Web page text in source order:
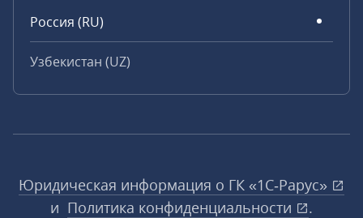
Россия (RU)
Узбекистан (UZ)
Юридическая информация о ГК «1С‑Рарус»
и Политика конфиденциальности
.